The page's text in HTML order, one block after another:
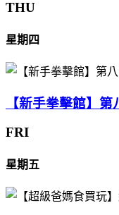
THU
星期四
【新手拳擊館】
FRI
星期五